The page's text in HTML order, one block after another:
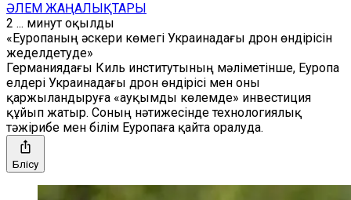
ӘЛЕМ ЖАҢАЛЫҚТАРЫ
2 ... минут оқылды
«Еуропаның әскери көмегі Украинадағы дрон өндірісін
жеделдетуде»
Германиядағы Киль институтының мәліметінше, Еуропа
елдері Украинадағы дрон өндірісі мен оны
қаржыландыруға «ауқымды көлемде» инвестиция
құйып жатыр. Соның нәтижесінде технологиялық
тәжірибе мен білім Еуропаға қайта оралуда.
Бөлісу